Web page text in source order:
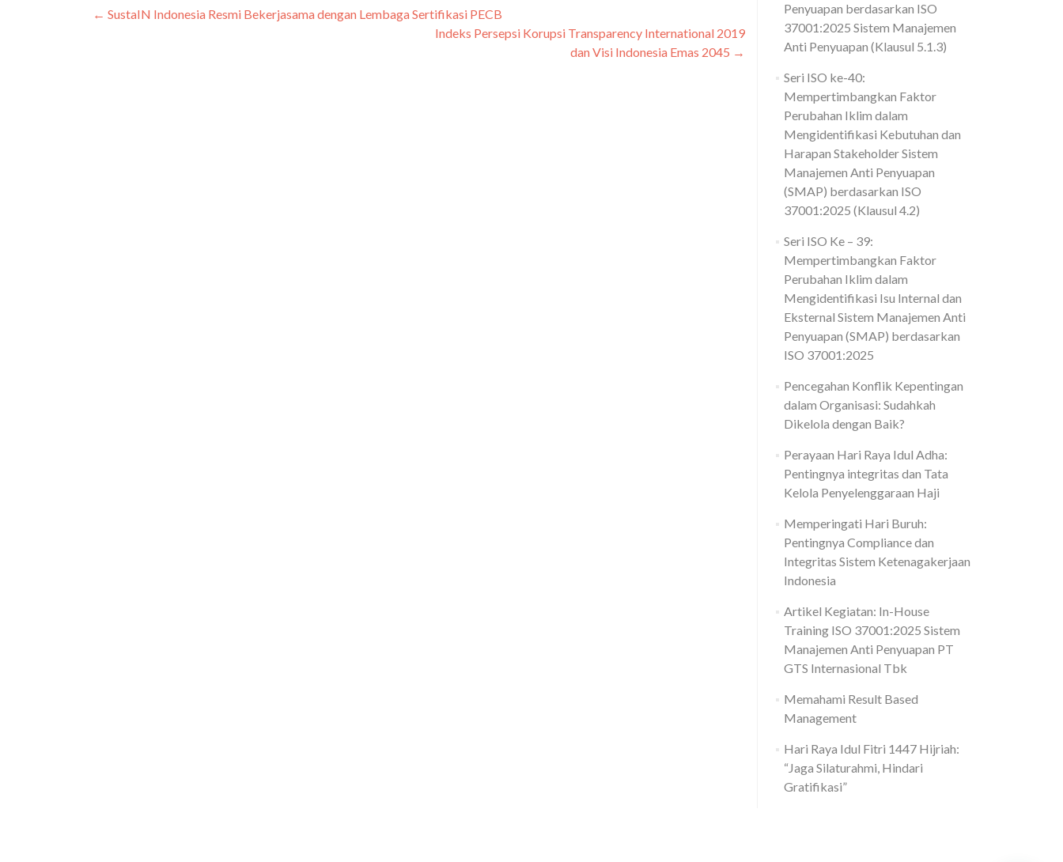
Navigasi
← SustaIN Indonesia Resmi Bekerjasama dengan Lembaga Sertifikasi PECB
Indeks Persepsi Korupsi Transparency International 2019
dan Visi Indonesia Emas 2045 →
Penyuapan berdasarkan ISO
37001:2025 Sistem Manajemen
Anti Penyuapan (Klausul 5.1.3)
Seri ISO ke-40:
Mempertimbangkan Faktor
Perubahan Iklim dalam
Mengidentifikasi Kebutuhan dan
Harapan Stakeholder Sistem
Manajemen Anti Penyuapan
(SMAP) berdasarkan ISO
37001:2025 (Klausul 4.2)
Seri ISO Ke – 39:
Mempertimbangkan Faktor
Perubahan Iklim dalam
Mengidentifikasi Isu Internal dan
Eksternal Sistem Manajemen Anti
Penyuapan (SMAP) berdasarkan
ISO 37001:2025
Pencegahan Konflik Kepentingan
dalam Organisasi: Sudahkah
Dikelola dengan Baik?
Perayaan Hari Raya Idul Adha:
Pentingnya integritas dan Tata
Kelola Penyelenggaraan Haji
Memperingati Hari Buruh:
Pentingnya Compliance dan
Integritas Sistem Ketenagakerjaan
Indonesia
Artikel Kegiatan: In-House
Training ISO 37001:2025 Sistem
Manajemen Anti Penyuapan PT
GTS Internasional Tbk
Memahami Result Based
Management
Hari Raya Idul Fitri 1447 Hijriah:
“Jaga Silaturahmi, Hindari
Gratifikasi”